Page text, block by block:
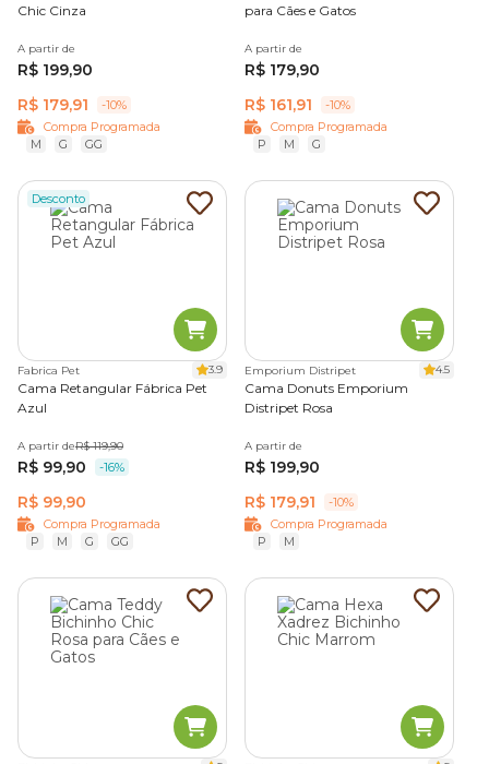
Chic Cinza
A partir de
R$ 199,90
R$ 179,91
-10%
Compra Programada
M
G GG
para Cães e Gatos
A partir de
R$ 179,90
R$ 161,91
-10%
Compra Programada
P
M G
Desconto
Fabrica Pet 3.9
Cama Retangular Fábrica Pet
Azul
A partir deR$ 119,90
R$ 99,90 -16%
R$ 99,90
Compra Programada
P
M G GG
Emporium Distripet 4.5
Cama Donuts Emporium
Distripet Rosa
A partir de
R$ 199,90
R$ 179,91
-10%
Compra Programada
P
M